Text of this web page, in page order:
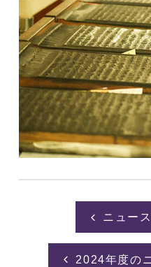
ニュー
2024年度の